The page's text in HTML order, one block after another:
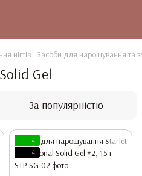
нігтів Засоби для нарощування та
Gel
За популярністю
4
4